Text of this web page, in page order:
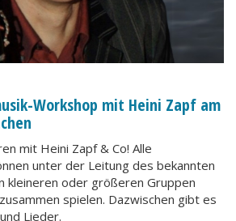
Workshop mit Heini Zapf am
mit Heini Zapf & Co! Alle
unter der Leitung des bekannten
kleineren oder größeren Gruppen
spielen. Dazwischen gibt es
Lieder.